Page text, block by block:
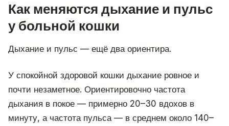
Как меняются дыхание и пульс
у больной кошки
Дыхание и пульс — ещё два ориентира.
У спокойной здоровой кошки дыхание ровное и
почти незаметное. Ориентировочно частота
дыхания в покое — примерно 20–30 вдохов в
минуту, а частота пульса — в среднем около 140–